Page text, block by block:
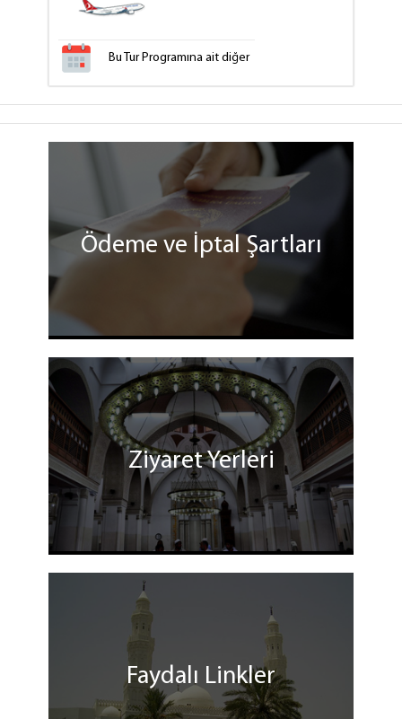
Bu Tur Programına ait diğer
Ödeme ve İptal Şartları
Ziyaret Yerleri
Faydalı Linkler